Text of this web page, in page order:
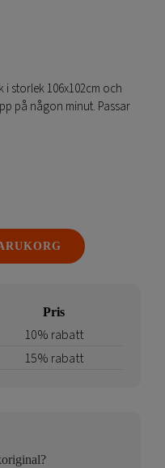
i storlek 106x102cm och
på någon minut. Passar
Pris
10% rabatt
15% rabatt